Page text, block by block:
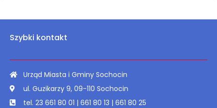
Szybki kontakt
Urząd Miasta i Gminy Sochocin
ul. Guzikarzy 9, 09-110 Sochocin
tel. 23 661 80 01 | 661 80 13 | 661 80 25